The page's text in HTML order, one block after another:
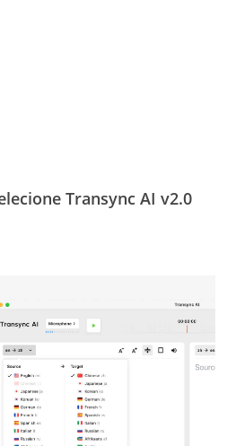
Transync AI v2.0